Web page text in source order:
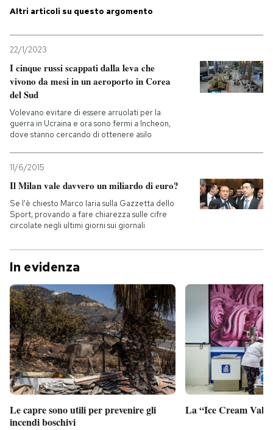
Sport
PODCAST
SHOP
CALENDARIO
AREA PERSONALE
Entra
Altri articoli su questo argomento
22/1/2023
I cinque russi scappati dalla leva che
vivono da mesi in un aeroporto in Corea
del Sud
Volevano evitare di essere arruolati per la
guerra in Ucraina e ora sono fermi a Incheon,
dove stanno cercando di ottenere asilo
11/6/2015
Il Milan vale davvero un miliardo di euro?
Se l'è chiesto Marco Iaria sulla Gazzetta dello
Sport, provando a fare chiarezza sulle cifre
circolate negli ultimi giorni sui giornali
In evidenza
Le capre sono utili per prevenire gli
incendi boschivi
La “Ice Cream